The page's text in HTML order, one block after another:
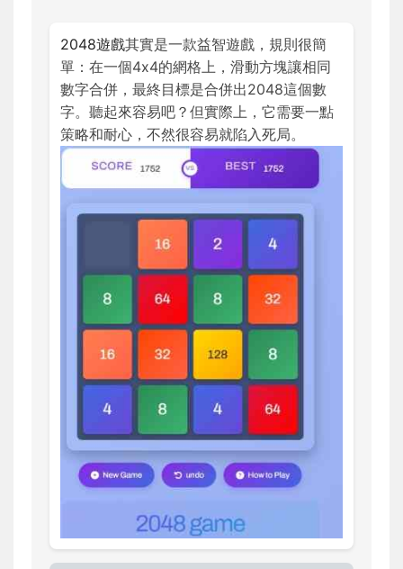
2048遊戲其實是一款益智遊戲，規則很簡
單：在一個4x4的網格上，滑動方塊讓相同
數字合併，最終目標是合併出2048這個數
字。聽起來容易吧？但實際上，它需要一點
策略和耐心，不然很容易就陷入死局。